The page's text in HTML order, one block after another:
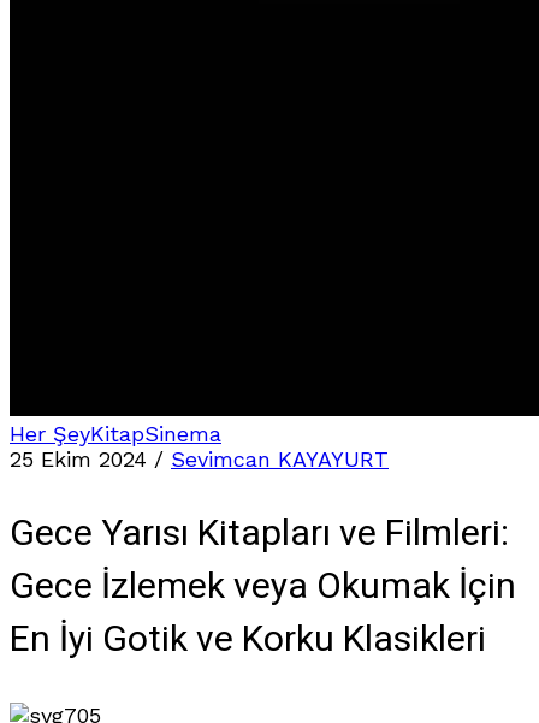
Her ŞeyKitapSinema
25 Ekim 2024 / Sevimcan KAYAYURT
Gece Yarısı Kitapları ve Filmleri:
Gece İzlemek veya Okumak İçin
En İyi Gotik ve Korku Klasikleri
705